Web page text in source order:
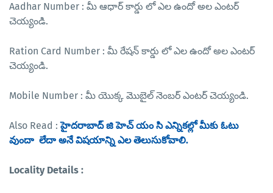
Aadhar Number : మీ ఆధార్ కార్డు లో ఎల ఉందో అల ఎంటర్
చెయ్యండి.
Ration Card Number : మీ రేషన్ కార్డు లో ఎల ఉందో అల ఎంటర్
చెయ్యండి.
Mobile Number : మీ యొక్క మొబైల్ నెంబర్ ఎంటర్ చెయ్యండి.
Also Read :హైదరాబాద్ జి హెచ్ యం సి ఎన్నికల్లో మీకు ఓటు
వుందా లేదా అనే విషయాన్ని ఎల తెలుసుకోవాలి.
Locality Details :